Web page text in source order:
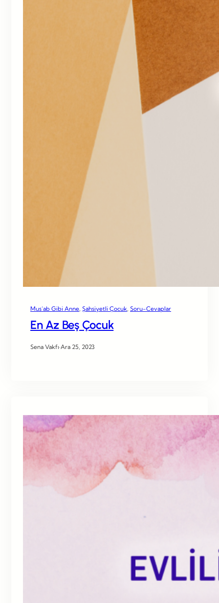
Mus’ab Gibi Anne Şahsiyetli Çocuk Soru-Cevaplar
En Az Beş Çocuk
Sena Vakfı·Ara 25, 2023